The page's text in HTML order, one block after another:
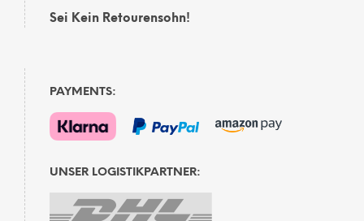
Sei Kein Retourensohn!
PAYMENTS:
UNSER LOGISTIKPARTNER: